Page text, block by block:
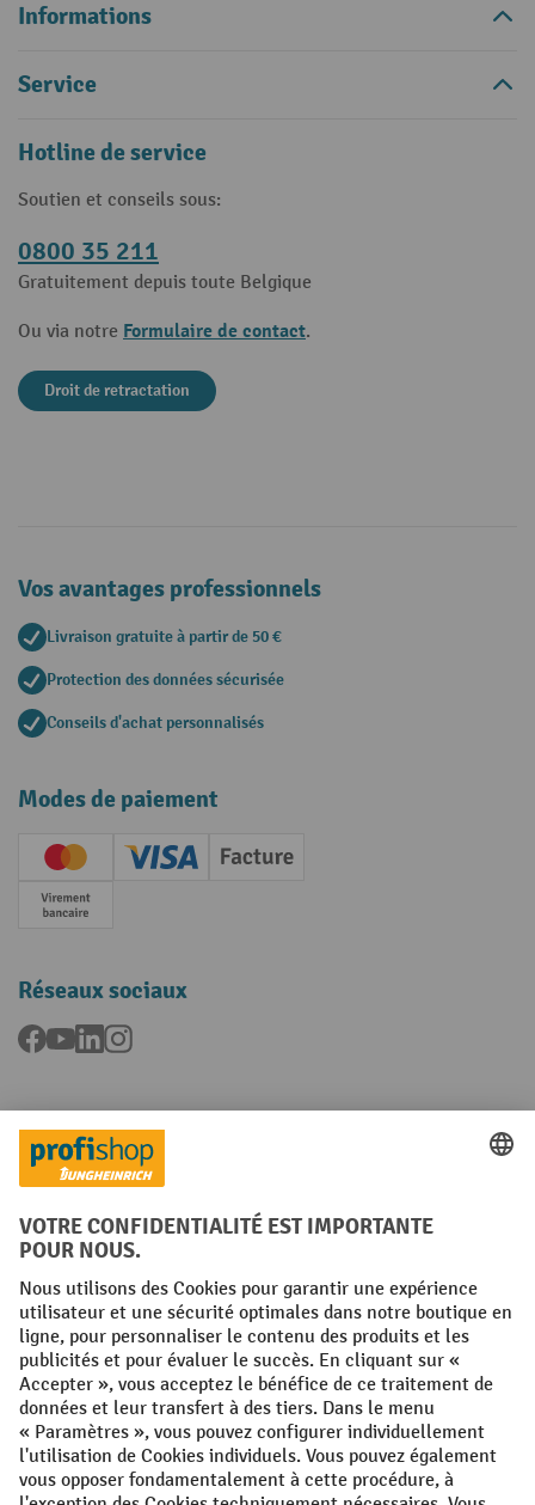
Informations
Service
Hotline de service
Soutien et conseils sous:
0800 35 211
Gratuitement depuis toute Belgique
Ou via notre Formulaire de contact.
Droit de retractation
Vos avantages professionnels
Livraison gratuite à partir de 50 €
Protection des données sécurisée
Conseils d'achat personnalisés
Modes de paiement
Creditcard (Master)Creditcard (Visa)
Facture
Paiement anticipé
Réseaux sociaux
Facebook
YouTubeLinkedInInstagram
Langues
FR NL
Conditions générales Mentions légales
Protection des Données Politique de cookies
All prices excl. VAT plusshipping costsand possible delivery charges,
if not stated otherwise.
¹ La remise est valable jusqu'à épuisement des stocks. La remise ne
s'applique pas aux prix spéciaux. Il n'est pas possible de le combiner
avec d'autres réductions en pourcentage ou bons de réduction. | ² La